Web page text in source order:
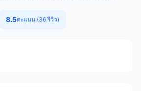
8.5คะแนน (36 รีวิว)